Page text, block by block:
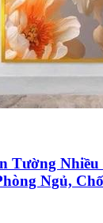
Tường
Ngủ,